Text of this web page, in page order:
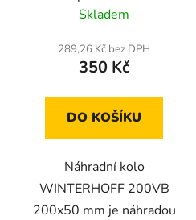
WINTERHOFF 200VB z
Skladem
289,26 Kč bez DPH
350 Kč
DO KOŠÍKU
Náhradní kolo
WINTERHOFF 200VB
200x50 mm je náhradou